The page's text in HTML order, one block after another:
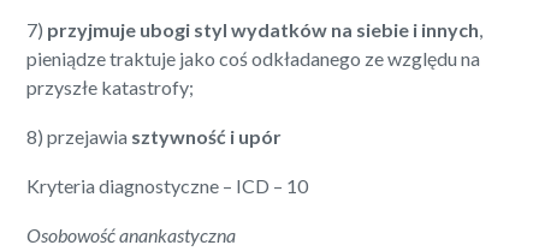
7) przyjmuje ubogi styl wydatków na siebie i innych,
pieniądze traktuje jako coś odkładanego ze względu na
przyszłe katastrofy;
8) przejawia sztywność i upór
Kryteria diagnostyczne – ICD – 10
Osobowość anankastyczna